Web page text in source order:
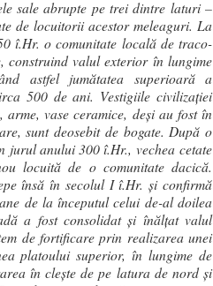
sale abrupte pe trei dintre laturi –
de locuitorii acestor meleaguri. La
î.Hr. o comunitate locală de traco-
valul exterior în lungime
astfel jumătatea superioară a
500 de ani. Vestigiile civilizației
vase ceramice, deși au fost în
sunt deosebit de bogate. După o
jurul anului 300 î.Hr., vechea cetate
locuită de o comunitate dacică.
însă în secolul I î.Hr. și confirmă
de la începutul celui de-al doilea
a fost consolidat și înălțat valul
de fortificare prin realizarea unei
platoului superior, în lungime de
în clește de pe latura de nord și